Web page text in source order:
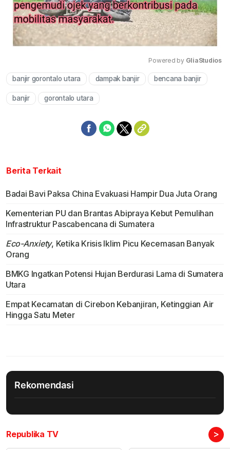
Mute
Powered by GliaStudios
banjir gorontalo utara dampak banjir bencana banjir
banjir gorontalo utara
Berita Terkait
Badai Bavi Paksa China Evakuasi Hampir Dua Juta Orang
Kementerian PU dan Brantas Abipraya Kebut Pemulihan
Infrastruktur Pascabencana di Sumatera
Eco-Anxiety, Ketika Krisis Iklim Picu Kecemasan Banyak
Orang
BMKG Ingatkan Potensi Hujan Berdurasi Lama di Sumatera
Utara
Empat Kecamatan di Cirebon Kebanjiran, Ketinggian Air
Hingga Satu Meter
Rekomendasi
Republika TV >